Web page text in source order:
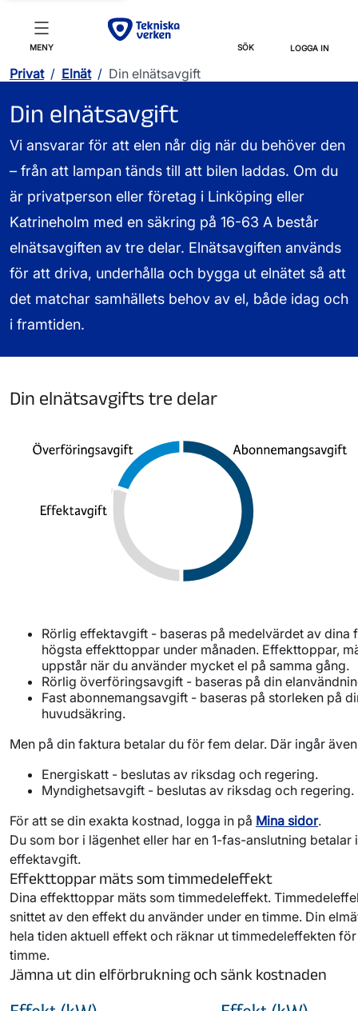
MENY SÖK LOGGA IN
Privat / Elnät / Din elnätsavgift
Din elnätsavgift
Vi ansvarar för att elen når dig när du behöver den
– från att lampan tänds till att bilen laddas. Om du
är privatperson eller företag i Linköping eller
Katrineholm med en säkring på 16-63 A består
elnätsavgiften av tre delar. Elnätsavgiften används
för att driva, underhålla och bygga ut elnätet så att
det matchar samhällets behov av el, både idag och
i framtiden.
Din elnätsavgifts tre delar
Rörlig effektavgift - baseras på medelvärdet av dina
högsta effekttoppar under månaden. Effekttoppar,
uppstår när du använder mycket el på samma gång.
Rörlig överföringsavgift - baseras på din
Fast abonnemangsavgift - baseras på storleken på
huvudsäkring.
Men på din faktura betalar du för fem delar. Där ingår
Energiskatt - beslutas av riksdag och regering.
Myndighetsavgift - beslutas av riksdag och regering.
För att se din exakta kostnad, logga in på Mina sidor.
Du som bor i lägenhet eller har en 1-fas-anslutning betalar
effektavgift.
Effekttoppar mäts som timmedeleffekt
Dina effekttoppar mäts som timmedeleffekt.
snittet av den effekt du använder under en timme. Din
hela tiden aktuell effekt och räknar ut timmedeleffekten
timme.
Jämna ut din elförbrukning och sänk kostnaden